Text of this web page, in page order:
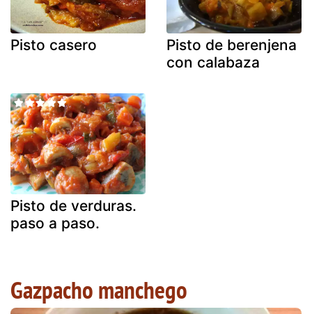
Pisto casero
Pisto de berenjena
con calabaza
Pisto de verduras.
paso a paso.
Gazpacho manchego